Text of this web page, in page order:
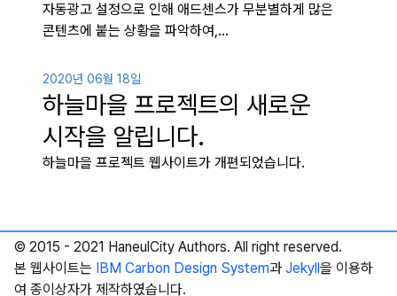
자동광고 설정으로 인해 애드센스가 무분별하게 많은
콘텐츠에 붙는 상황을 파악하여,…
2020년 06월 18일
하늘마을 프로젝트의 새로운
시작을 알립니다.
하늘마을 프로젝트 웹사이트가 개편되었습니다.
© 2015 - 2021 HaneulCity Authors. All right reserved.
본 웹사이트는 IBM Carbon Design System과 Jekyll을 이용하
여 종이상자가 제작하였습니다.